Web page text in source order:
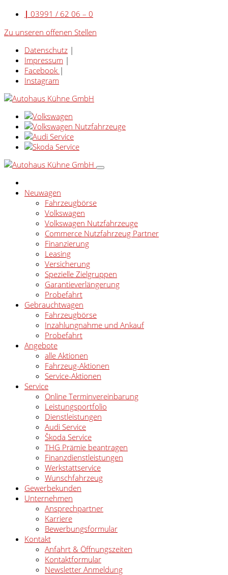
| 03991 / 62 06 – 0
Zu unseren offenen Stellen
Datenschutz |
Impressum |
Facebook |
Instagram
Neuwagen
Fahrzeugbörse
Volkswagen
Volkswagen Nutzfahrzeuge
Commerce Nutzfahrzeug Partner
Finanzierung
Leasing
Versicherung
Spezielle Zielgruppen
Garantieverlängerung
Probefahrt
Gebrauchtwagen
Fahrzeugbörse
Inzahlungnahme und Ankauf
Probefahrt
Angebote
alle Aktionen
Fahrzeug-Aktionen
Service-Aktionen
Service
Online Terminvereinbarung
Leistungsportfolio
Dienstleistungen
Audi Service
Škoda Service
THG Prämie beantragen
Finanzdienstleistungen
Werkstattservice
Wunschfahrzeug
Gewerbekunden
Unternehmen
Ansprechpartner
Karriere
Bewerbungsformular
Kontakt
Anfahrt & Öffnungszeiten
Kontaktformular
Newsletter Anmeldung